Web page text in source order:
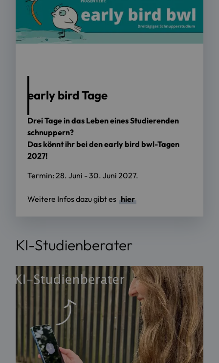
early bird Tage
Drei Tage in das Leben eines Studierenden
schnuppern?
Das könnt ihr bei den early bird bwl-Tagen
2027!
Termin: 28. Juni - 30. Juni 2027.
Weitere Infos dazu gibt es hier
KI-Studienberater